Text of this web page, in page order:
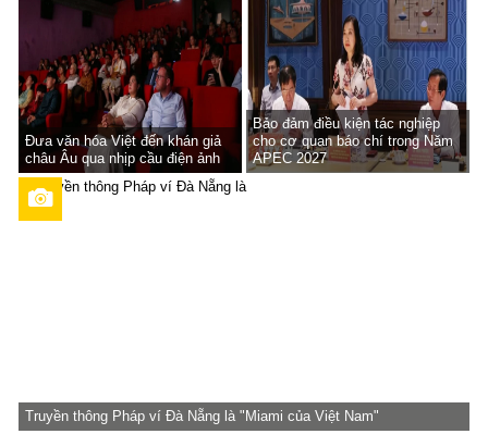
Đưa văn hóa Việt đến khán giả
châu Âu qua nhịp cầu điện ảnh
Bảo đảm điều kiện tác nghiệp
cho cơ quan báo chí trong Năm
APEC 2027
Truyền thông Pháp ví Đà Nẵng là "Miami của Việt Nam"